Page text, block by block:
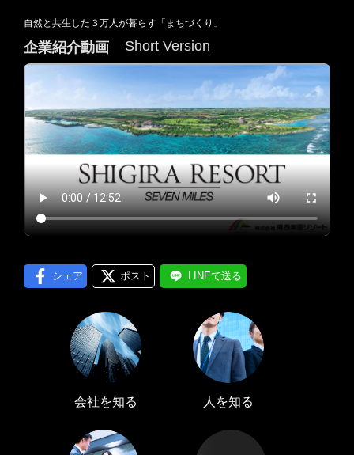
通知設定
メール通知
LINE通知
自然と共生した３万人が暮らす「まちづくり」
企業紹介動画 Short Version
シェア ポスト LINEで送る
会社を知る 人を知る
にはプロフィール画像のアップロードが必要です
プロフィール編集する ＞
会員登録する
ログインする ＞